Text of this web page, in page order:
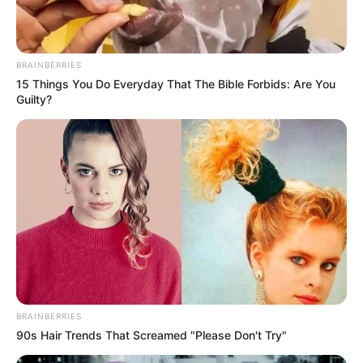
Secret Romantic Guesthouse(2023), dan Lee Ki Woo sebelumnya
sukses bersamaAgency(2023).
BRAINBERRIES
15 Things You Do Everyday That The Bible Forbids: Are You
Guilty?
BRAINBERRIES
90s Hair Trends That Screamed "Please Don't Try"